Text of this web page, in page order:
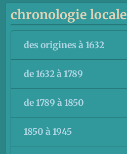
chronologie locale
des origines à 1632
de 1632 à 1789
de 1789 à 1850
1850 à 1945